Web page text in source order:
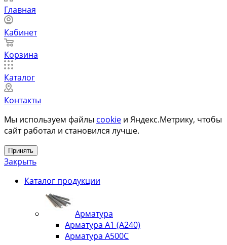
Главная
Кабинет
Корзина
Каталог
Контакты
Мы используем файлы cookie и Яндекс.Метрику, чтобы
сайт работал и становился лучше.
Принять
Закрыть
Каталог продукции
Арматура
Арматура А1 (А240)
Арматура А500С